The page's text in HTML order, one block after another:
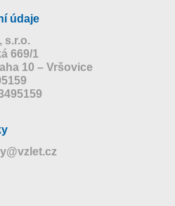
údaje
s.r.o.
669/1
10 – Vršovice